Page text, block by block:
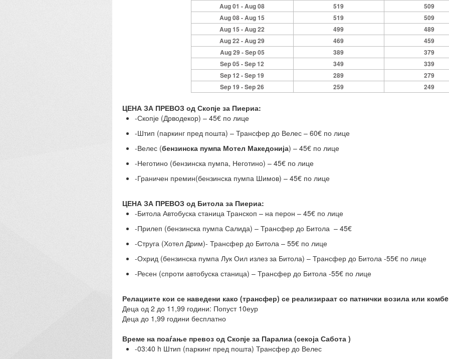
Aug 01 - Aug 08
519
509
Aug 08 - Aug 15
519
509
Aug 15 - Aug 22
499
489
Aug 22 - Aug 29
469
459
Aug 29 - Sep 05
389
379
Sep 05 - Sep 12
349
339
Sep 12 - Sep 19
289
279
Sep 19 - Sep 26
259 249
ЦЕНА ЗА ПРЕВОЗ од Скопје за Пиериа:
-Скопје (Дрводекор) – 45€ по лице
-Штип (паркинг пред пошта) – Трансфер до Велес – 60€ по лице
-Велес (бензинска пумпа Мотел Македонија) – 45€ по лице
-Неготино (бензинска пумпа, Неготино) – 45€ по лице
-Граничен премин(бензинска пумпа Шимов) – 45€ по лице
ЦЕНА ЗА ПРЕВОЗ од Битола за Пиериа:
-Битола Автобуска станица Транскоп – на перон – 45€ по лице
-Прилеп (бензинска пумпа Салида) – Трансфер до Битола – 45€
-Струга (Хотел Дрим)- Трансфер до Битола – 55€ по лице
-Охрид (бензинска пумпа Лук Оил излез за Битола) – Трансфер до Битола -55€ по лице
-Ресен (спроти автобуска станица) – Трансфер до Битола -55€ по лице
Релациите кои се наведени како (трансфер) се реализираат со патнички возила или комбe
Деца од 2 до 11,99 години: Попуст 10еур
Деца до 1,99 години бесплатно
Време на поаѓање превоз од Скопје за Паралиа (секоја Сабота )
-03:40 h Штип (паркинг пред пошта) Трансфер до Велес